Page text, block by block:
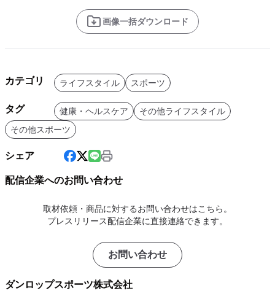
画像一括ダウンロード
カテゴリ ライフスタイル スポーツ
タグ 健康・ヘルスケア
その他ライフスタイル
その他スポーツ
シェア
配信企業へのお問い合わせ
取材依頼・商品に対するお問い合わせはこちら。
プレスリリース配信企業に直接連絡できます。
お問い合わせ
ダンロップスポーツ株式会社